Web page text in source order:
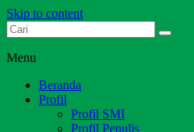
Skip to content
Dari Jambi untuk Indonesia
Menu
Beranda
Profil
Profil SMI
Profil Penulis